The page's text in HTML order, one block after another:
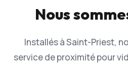
Nous
Installés à Saint-Priest,
service de proximité pour